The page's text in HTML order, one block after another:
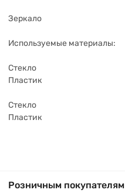
Зеркало
Используемые материалы:
Стекло
Пластик
Стекло
Пластик
Розничным покупателям